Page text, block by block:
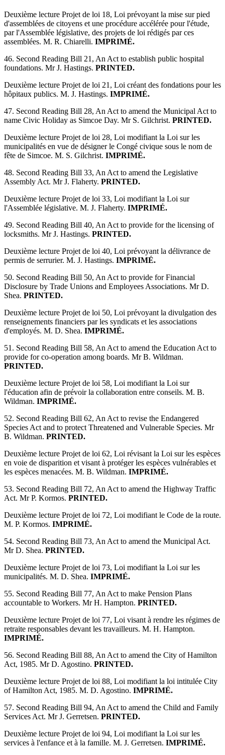
Deuxième lecture Projet de loi 18, Loi prévoyant la mise sur pied
d'assemblées de citoyens et une procédure accélérée pour l'étude,
par l'Assemblée législative, des projets de loi rédigés par ces
assemblées. M. R. Chiarelli. IMPRIMÉ.
46. Second Reading Bill 21, An Act to establish public hospital
foundations. Mr J. Hastings. PRINTED.
Deuxième lecture Projet de loi 21, Loi créant des fondations pour les
hôpitaux publics. M. J. Hastings. IMPRIMÉ.
47. Second Reading Bill 28, An Act to amend the Municipal Act to
name Civic Holiday as Simcoe Day. Mr S. Gilchrist. PRINTED.
Deuxième lecture Projet de loi 28, Loi modifiant la Loi sur les
municipalités en vue de désigner le Congé civique sous le nom de
fête de Simcoe. M. S. Gilchrist. IMPRIMÉ.
48. Second Reading Bill 33, An Act to amend the Legislative
Assembly Act. Mr J. Flaherty. PRINTED.
Deuxième lecture Projet de loi 33, Loi modifiant la Loi sur
l'Assemblée législative. M. J. Flaherty. IMPRIMÉ.
49. Second Reading Bill 40, An Act to provide for the licensing of
locksmiths. Mr J. Hastings. PRINTED.
Deuxième lecture Projet de loi 40, Loi prévoyant la délivrance de
permis de serrurier. M. J. Hastings. IMPRIMÉ.
50. Second Reading Bill 50, An Act to provide for Financial
Disclosure by Trade Unions and Employees Associations. Mr D.
Shea. PRINTED.
Deuxième lecture Projet de loi 50, Loi prévoyant la divulgation des
renseignements financiers par les syndicats et les associations
d'employés. M. D. Shea. IMPRIMÉ.
51. Second Reading Bill 58, An Act to amend the Education Act to
provide for co-operation among boards. Mr B. Wildman.
PRINTED.
Deuxième lecture Projet de loi 58, Loi modifiant la Loi sur
l'éducation afin de prévoir la collaboration entre conseils. M. B.
Wildman. IMPRIMÉ.
52. Second Reading Bill 62, An Act to revise the Endangered
Species Act and to protect Threatened and Vulnerable Species. Mr
B. Wildman. PRINTED.
Deuxième lecture Projet de loi 62, Loi révisant la Loi sur les espèces
en voie de disparition et visant à protéger les espèces vulnérables et
les espèces menacées. M. B. Wildman. IMPRIMÉ.
53. Second Reading Bill 72, An Act to amend the Highway Traffic
Act. Mr P. Kormos. PRINTED.
Deuxième lecture Projet de loi 72, Loi modifiant le Code de la route.
M. P. Kormos. IMPRIMÉ.
54. Second Reading Bill 73, An Act to amend the Municipal Act.
Mr D. Shea. PRINTED.
Deuxième lecture Projet de loi 73, Loi modifiant la Loi sur les
municipalités. M. D. Shea. IMPRIMÉ.
55. Second Reading Bill 77, An Act to make Pension Plans
accountable to Workers. Mr H. Hampton. PRINTED.
Deuxième lecture Projet de loi 77, Loi visant à rendre les régimes de
retraite responsables devant les travailleurs. M. H. Hampton.
IMPRIMÉ.
56. Second Reading Bill 88, An Act to amend the City of Hamilton
Act, 1985. Mr D. Agostino. PRINTED.
Deuxième lecture Projet de loi 88, Loi modifiant la loi intitulée City
of Hamilton Act, 1985. M. D. Agostino. IMPRIMÉ.
57. Second Reading Bill 94, An Act to amend the Child and Family
Services Act. Mr J. Gerretsen. PRINTED.
Deuxième lecture Projet de loi 94, Loi modifiant la Loi sur les
services à l'enfance et à la famille. M. J. Gerretsen. IMPRIMÉ.